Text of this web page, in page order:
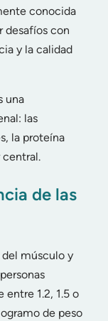
conocida
desafíos con
y la calidad
una
las
la proteína
central.
de las
músculo y
1.2, 1.5 o
de peso